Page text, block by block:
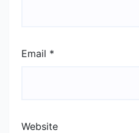
Email *
Website